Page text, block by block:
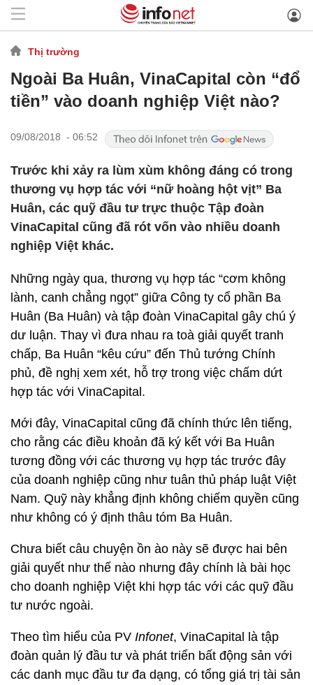
Thị trường
Ngoài Ba Huân, VinaCapital còn “đổ
tiền” vào doanh nghiệp Việt nào?
09/08/2018 - 06:52
Trước khi xảy ra lùm xùm không đáng có trong
thương vụ hợp tác với “nữ hoàng hột vịt” Ba
Huân, các quỹ đầu tư trực thuộc Tập đoàn
VinaCapital cũng đã rót vốn vào nhiều doanh
nghiệp Việt khác.
Những ngày qua, thương vụ hợp tác “cơm không
lành, canh chẳng ngọt” giữa Công ty cổ phần Ba
Huân (Ba Huân) và tập đoàn VinaCapital gây chú ý
dư luận. Thay vì đưa nhau ra toà giải quyết tranh
chấp, Ba Huân “kêu cứu” đến Thủ tướng Chính
phủ, đề nghị xem xét, hỗ trợ trong việc chấm dứt
hợp tác với VinaCapital.
Mới đây, VinaCapital cũng đã chính thức lên tiếng,
cho rằng các điều khoản đã ký kết với Ba Huân
tương đồng với các thương vụ hợp tác trước đây
của doanh nghiệp cũng như tuân thủ pháp luật Việt
Nam. Quỹ này khẳng định không chiếm quyền cũng
như không có ý định thâu tóm Ba Huân.
Chưa biết câu chuyện ồn ào này sẽ được hai bên
giải quyết như thế nào nhưng đây chính là bài học
cho doanh nghiệp Việt khi hợp tác với các quỹ đầu
tư nước ngoài.
Theo tìm hiểu của PV Infonet, VinaCapital là tập
đoàn quản lý đầu tư và phát triển bất động sản với
các danh mục đầu tư đa dạng, có tổng giá trị tài sản